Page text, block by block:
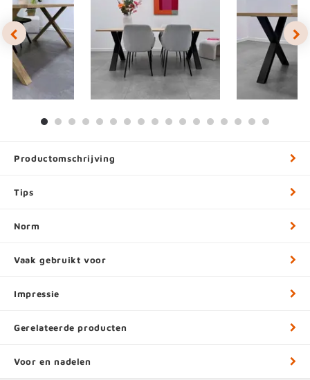
Productomschrijving
Tips
Norm
Vaak gebruikt voor
Impressie
Gerelateerde producten
Voor en nadelen